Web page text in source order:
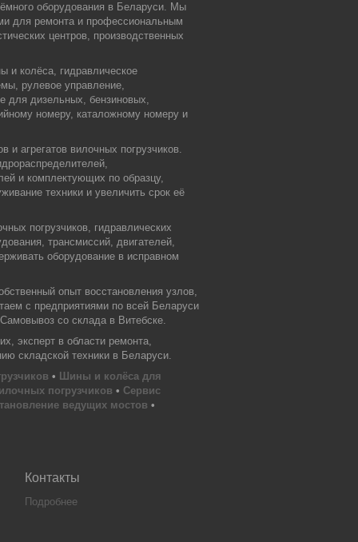
оборудования в Беларуси. Мы
для ремонта и профессиональным
центров, производственных
и колёса, гидравлическое
рулевое управление,
для дизельных, бензиновых,
номеру, каталожному номеру и
и агрегатов вилочных погрузчиков.
и комплектующих по образцу,
техники и увеличить срок её
погрузчиков, гидравлических
трансмиссий, двигателей,
оборудование в исправном
опыт восстановления узлов,
с предприятиями по всей Беларуси
со склада в Витебске.
эксперт в области ремонта,
складской техники в Беларуси.
• Шины и колёса для
погрузчиков • Сервис
ведущих мостов •
Контакты
Подробнее